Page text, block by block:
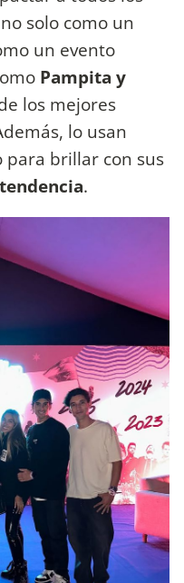
solo como un
un evento
Pampita y
los mejores
lo usan
para brillar con sus
.